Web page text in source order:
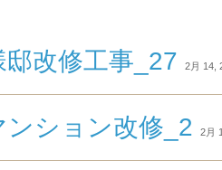
改修工事_27 2月 14,
ション改修_2 2月